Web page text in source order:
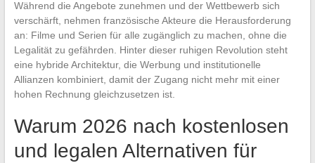
Während die Angebote zunehmen und der Wettbewerb sich
verschärft, nehmen französische Akteure die Herausforderung
an: Filme und Serien für alle zugänglich zu machen, ohne die
Legalität zu gefährden. Hinter dieser ruhigen Revolution steht
eine hybride Architektur, die Werbung und institutionelle
Allianzen kombiniert, damit der Zugang nicht mehr mit einer
hohen Rechnung gleichzusetzen ist.
Warum 2026 nach kostenlosen
und legalen Alternativen für